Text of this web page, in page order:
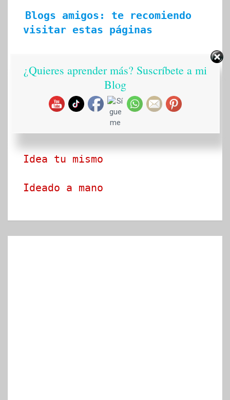
Blogs amigos: te recomiendo
visitar estas páginas
Arte en tus manos con Lili y
Manualidades Street
Idea tu mismo
Ideado a mano
¿Quieres aprender más? Suscríbete a mi
Blog